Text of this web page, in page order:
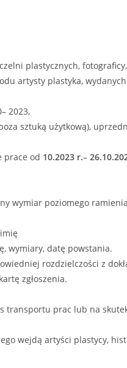
plastycznych, fotograficy,
artysty plastyka,
2023,
sztuką użytkową),
prace od 10.2023 r.– 26.
wymiar poziomego
wymiary, datę powstania.
rozdzielczości z
zgłoszenia.
transportu prac lub na
wejdą artyści plastycy,